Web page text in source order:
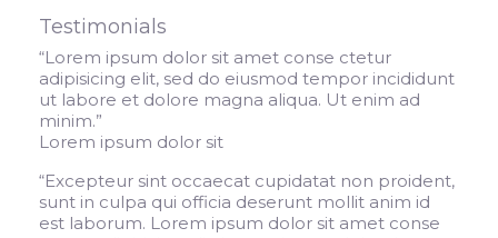
Testimonials
“Lorem ipsum dolor sit amet conse ctetur
adipisicing elit, sed do eiusmod tempor incididunt
ut labore et dolore magna aliqua. Ut enim ad
minim.”
Lorem ipsum dolor sit
“Excepteur sint occaecat cupidatat non proident,
sunt in culpa qui officia deserunt mollit anim id
est laborum. Lorem ipsum dolor sit amet conse